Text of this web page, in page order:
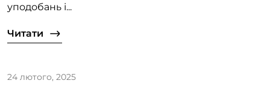
уподобань і...
Читати
24 лютого, 2025